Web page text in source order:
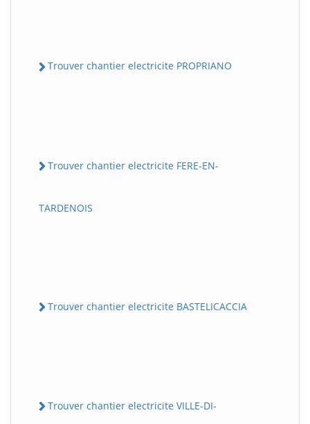
Trouver chantier electricite PROPRIANO
Trouver chantier electricite FERE-EN-
TARDENOIS
Trouver chantier electricite BASTELICACCIA
Trouver chantier electricite VILLE-DI-